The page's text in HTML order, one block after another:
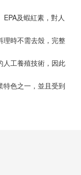
及蝦紅素，對人
理時不需去殼，完整
人工養殖技術，因此
特色之一，並且受到